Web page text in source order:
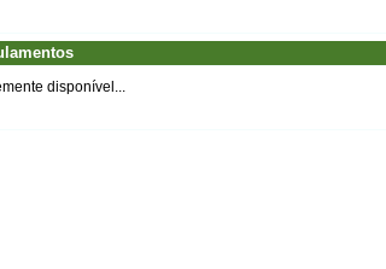
disponível...